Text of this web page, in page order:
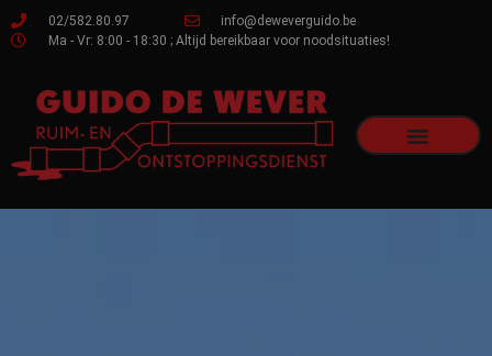
02/582.80.97
info@deweverguido.be
Ma - Vr: 8:00 - 18:30 ; Altijd bereikbaar voor noodsituaties!